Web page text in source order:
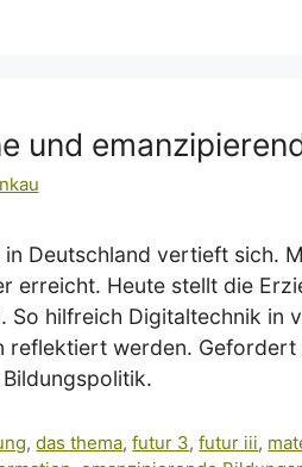
und
Deutschland vertieft sich.
erreicht. Heute stellt die
So hilfreich Digitaltechnik in
reflektiert werden.
,das thema,futur 3,futur iii,